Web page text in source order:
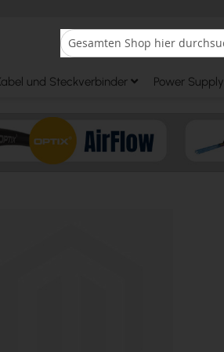
Search
und Steckverbinder Power Supply